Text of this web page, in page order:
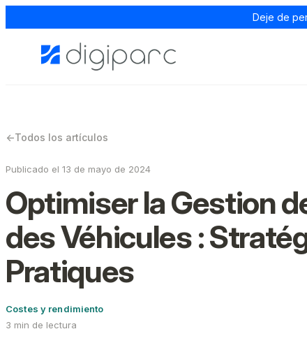
Deje de
←Todos los artículos
Publicado el 13 de mayo de 2024
Optimiser la Gestion
des Véhicules :
Pratiques
Costes y rendimiento
3 min de lectura